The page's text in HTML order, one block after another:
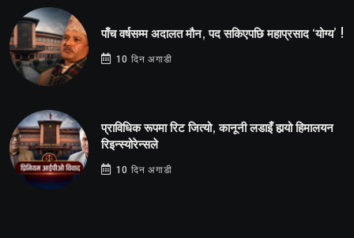
पाँच वर्षसम्म अदालत मौन, पद सकिएपछि महाप्रसाद ‘योग्य’ !
10 दिन अगाडी
प्राविधिक रूपमा रिट जित्यो, कानूनी लडाइँ हार्‍यो हिमालयन
रिइन्स्योरेन्सले
10 दिन अगाडी